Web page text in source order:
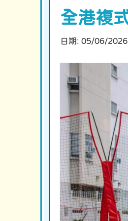
全港複
日期: 05/06/2026